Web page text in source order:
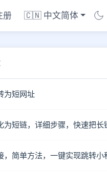
册 🇨🇳 中文简体
为短网址
为短链，详细步骤，快速把长
，简单方法，一键实现跳转小